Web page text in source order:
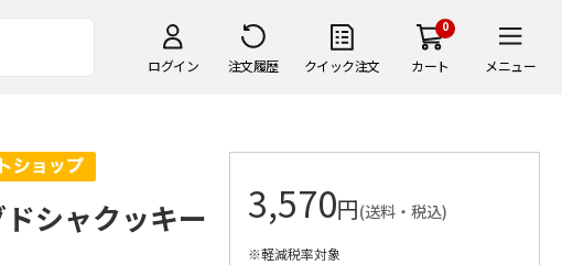
ログイン 注文履歴 クイック注文
0
カート メニュー
シャクッキー
3,570円(送料・税込)
※軽減税率対象